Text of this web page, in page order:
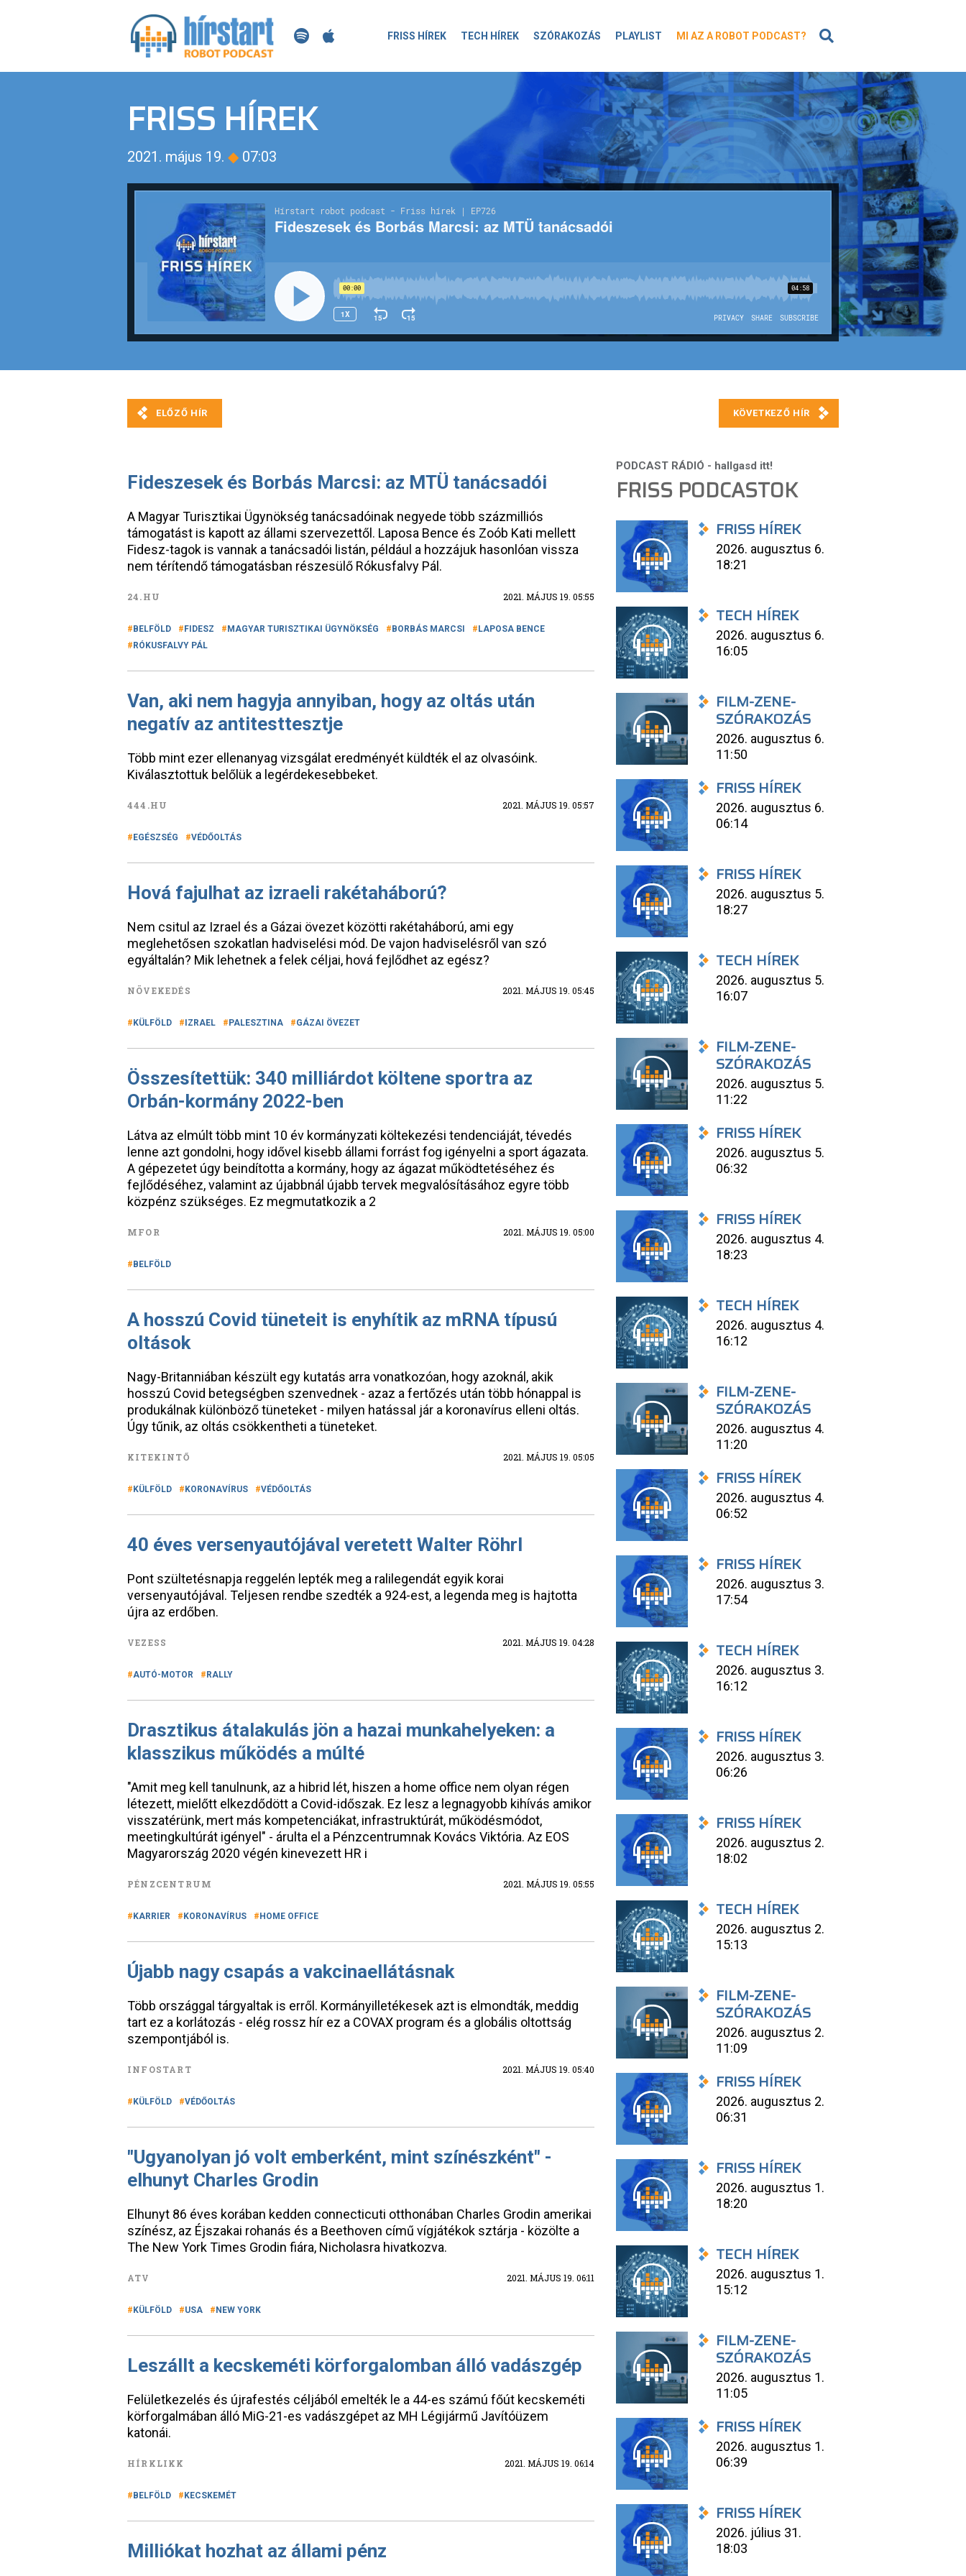
FRISS HÍREK TECH HÍREK SZÓRAKOZÁS PLAYLIST MI AZ A ROBOT PODCAST?
FRISS HÍREK
2021. május 19. ◆ 07:03
Fideszesek és Borbás Marcsi: az MTÜ tanácsadói
A Magyar Turisztikai Ügynökség tanácsadóinak negyede több százmilliós
támogatást is kapott az állami szervezettől. Laposa Bence és Zoób Kati mellett
Fidesz-tagok is vannak a tanácsadói listán, például a hozzájuk hasonlóan vissza
nem térítendő támogatásban részesülő Rókusfalvy Pál.
24.HU 2021. MÁJUS 19. 05:55
BELFÖLD FIDESZ MAGYAR TURISZTIKAI ÜGYNÖKSÉG BORBÁS MARCSI
LAPOSA BENCE
RÓKUSFALVY PÁL
Van, aki nem hagyja annyiban, hogy az oltás után
negatív az antitesttesztje
Több mint ezer ellenanyag vizsgálat eredményét küldték el az olvasóink.
Kiválasztottuk belőlük a legérdekesebbeket.
444.HU 2021. MÁJUS 19. 05:57
EGÉSZSÉG VÉDŐOLTÁS
Hová fajulhat az izraeli rakétaháború?
Nem csitul az Izrael és a Gázai övezet közötti rakétaháború, ami egy
meglehetősen szokatlan hadviselési mód. De vajon hadviselésről van szó
egyáltalán? Mik lehetnek a felek céljai, hová fejlődhet az egész?
NÖVEKEDÉS 2021. MÁJUS 19. 05:45
KÜLFÖLD IZRAEL PALESZTINA GÁZAI ÖVEZET
Összesítettük: 340 milliárdot költene sportra az
Orbán-kormány 2022-ben
Látva az elmúlt több mint 10 év kormányzati költekezési tendenciáját, tévedés
lenne azt gondolni, hogy idővel kisebb állami forrást fog igényelni a sport ágazata.
A gépezetet úgy beindította a kormány, hogy az ágazat működtetéséhez és
fejlődéséhez, valamint az újabbnál újabb tervek megvalósításához egyre több
közpénz szükséges. Ez megmutatkozik a 2
MFOR 2021. MÁJUS 19. 05:00
BELFÖLD
A hosszú Covid tüneteit is enyhítik az mRNA típusú
oltások
Nagy-Britanniában készült egy kutatás arra vonatkozóan, hogy azoknál, akik
hosszú Covid betegségben szenvednek - azaz a fertőzés után több hónappal is
produkálnak különböző tüneteket - milyen hatással jár a koronavírus elleni oltás.
Úgy tűnik, az oltás csökkentheti a tüneteket.
KITEKINTŐ 2021. MÁJUS 19. 05:05
KÜLFÖLD KORONAVÍRUS VÉDŐOLTÁS
40 éves versenyautójával veretett Walter Röhrl
Pont szültetésnapja reggelén lepték meg a ralilegendát egyik korai
versenyautójával. Teljesen rendbe szedték a 924-est, a legenda meg is hajtotta
újra az erdőben.
VEZESS 2021. MÁJUS 19. 04:28
AUTÓ-MOTOR RALLY
Drasztikus átalakulás jön a hazai munkahelyeken: a
klasszikus működés a múlté
"Amit meg kell tanulnunk, az a hibrid lét, hiszen a home office nem olyan régen
létezett, mielőtt elkezdődött a Covid-időszak. Ez lesz a legnagyobb kihívás amikor
visszatérünk, mert más kompetenciákat, infrastruktúrát, működésmódot,
meetingkultúrát igényel" - árulta el a Pénzcentrumnak Kovács Viktória. Az EOS
Magyarország 2020 végén kinevezett HR i
PÉNZCENTRUM 2021. MÁJUS 19. 05:55
KARRIER KORONAVÍRUS HOME OFFICE
Újabb nagy csapás a vakcinaellátásnak
Több országgal tárgyaltak is erről. Kormányilletékesek azt is elmondták, meddig
tart ez a korlátozás - elég rossz hír ez a COVAX program és a globális oltottság
szempontjából is.
INFOSTART 2021. MÁJUS 19. 05:40
KÜLFÖLD VÉDŐOLTÁS
"Ugyanolyan jó volt emberként, mint színészként" -
elhunyt Charles Grodin
Elhunyt 86 éves korában kedden connecticuti otthonában Charles Grodin amerikai
színész, az Éjszakai rohanás és a Beethoven című vígjátékok sztárja - közölte a
The New York Times Grodin fiára, Nicholasra hivatkozva.
ATV 2021. MÁJUS 19. 06:11
KÜLFÖLD USA NEW YORK
Leszállt a kecskeméti körforgalomban álló vadászgép
Felületkezelés és újrafestés céljából emelték le a 44-es számú főút kecskeméti
körforgalmában álló MiG-21-es vadászgépet az MH Légijármű Javítóüzem
katonái.
HÍRKLIKK 2021. MÁJUS 19. 06:14
BELFÖLD KECSKEMÉT
Milliókat hozhat az állami pénz
FRISS PODCASTOK
FRISS HÍREK
2026. augusztus 6.
18:21
TECH HÍREK
2026. augusztus 6.
16:05
FILM-ZENE-
SZÓRAKOZÁS
2026. augusztus 6.
11:50
FRISS HÍREK
2026. augusztus 6.
06:14
FRISS HÍREK
2026. augusztus 5.
18:27
TECH HÍREK
2026. augusztus 5.
16:07
FILM-ZENE-
SZÓRAKOZÁS
2026. augusztus 5.
11:22
FRISS HÍREK
2026. augusztus 5.
06:32
FRISS HÍREK
2026. augusztus 4.
18:23
TECH HÍREK
2026. augusztus 4.
16:12
FILM-ZENE-
SZÓRAKOZÁS
2026. augusztus 4.
11:20
FRISS HÍREK
2026. augusztus 4.
06:52
FRISS HÍREK
2026. augusztus 3.
17:54
TECH HÍREK
2026. augusztus 3.
16:12
FRISS HÍREK
2026. augusztus 3.
06:26
FRISS HÍREK
2026. augusztus 2.
18:02
TECH HÍREK
2026. augusztus 2.
15:13
FILM-ZENE-
SZÓRAKOZÁS
2026. augusztus 2.
11:09
FRISS HÍREK
2026. augusztus 2.
06:31
FRISS HÍREK
2026. augusztus 1.
18:20
TECH HÍREK
2026. augusztus 1.
15:12
FILM-ZENE-
SZÓRAKOZÁS
2026. augusztus 1.
11:05
FRISS HÍREK
2026. augusztus 1.
06:39
FRISS HÍREK
2026. július 31.
18:03